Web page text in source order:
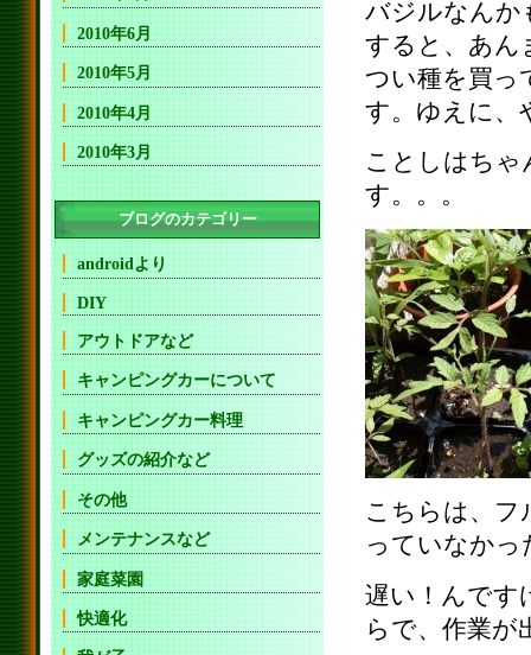
バジルなんか
すると、あん
つい種を買っ
す。ゆえに、
ことしはちゃ
す。。。
こちらは、フ
っていなか
遅い！んです
らで、作業が
2010年6月
2010年5月
2010年4月
2010年3月
ブログのカテゴリー
androidより
DIY
アウトドアなど
キャンピングカーについて
キャンピングカー料理
グッズの紹介など
その他
メンテナンスなど
家庭菜園
快適化